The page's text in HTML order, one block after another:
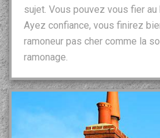
sujet. Vous pouvez vous fier au
Ayez confiance, vous finirez
ramoneur pas cher comme la
ramonage.